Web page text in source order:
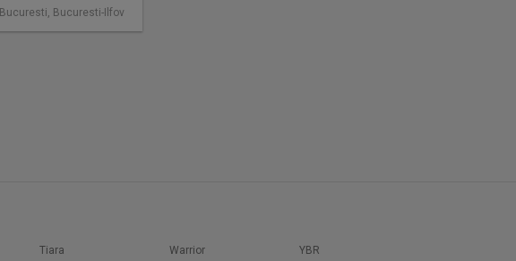
Bucuresti, Bucuresti-Ilfov
Tiara
Warrior
YBR